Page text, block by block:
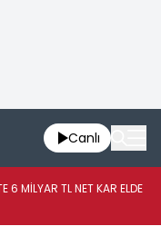
Canlı
6 MİLYAR TL NET KAR ELDE